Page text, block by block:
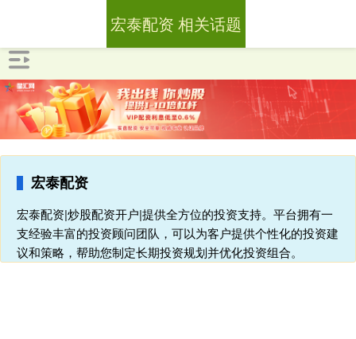
宏泰配资
宏泰配资|炒股配资开户|提供全方位的投资支持。平台拥有一
支经验丰富的投资顾问团队，可以为客户提供个性化的投资建
议和策略，帮助您制定长期投资规划并优化投资组合。
宏泰配资 相关话题